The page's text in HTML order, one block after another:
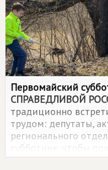
Первомайский
СПРАВЕДЛИВОЙ
традиционно
трудом: депутаты,
регионального
субботник, чтобы
территорию у